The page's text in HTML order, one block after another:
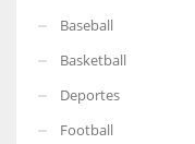
Baseball
Basketball
Deportes
Football